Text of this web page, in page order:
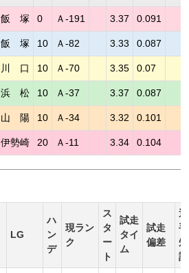
飯 塚 0 Ａ-191 3.37 0.091
飯 塚 10 Ａ-82 3.33 0.087
川 口 10 Ａ-70 3.35 0.07
浜 松 10 Ａ-37 3.37 0.087
山 陽 10 Ａ-34 3.32 0.101
伊勢崎 20 Ａ-11 3.34 0.104
LG
ハ
ン
デ
現ラン
ク
ス
タ
ー
ト
試走
タイ
ム
試走
偏差
選
手
短
評